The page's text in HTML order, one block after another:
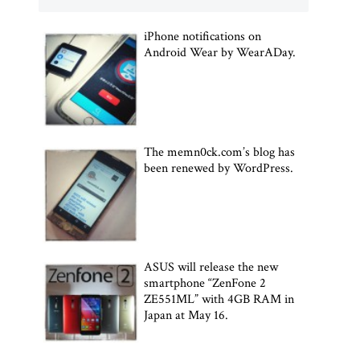
iPhone notifications on
Android Wear by WearADay.
The memn0ck.com’s blog has
been renewed by WordPress.
ASUS will release the new
smartphone “ZenFone 2
ZE551ML” with 4GB RAM in
Japan at May 16.